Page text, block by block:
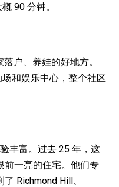
90 分钟。
户、养娃的好地方。
和娱乐中心，整个社区
丰富。过去 25 年，这
前一亮的住宅。他们专
Richmond Hill、